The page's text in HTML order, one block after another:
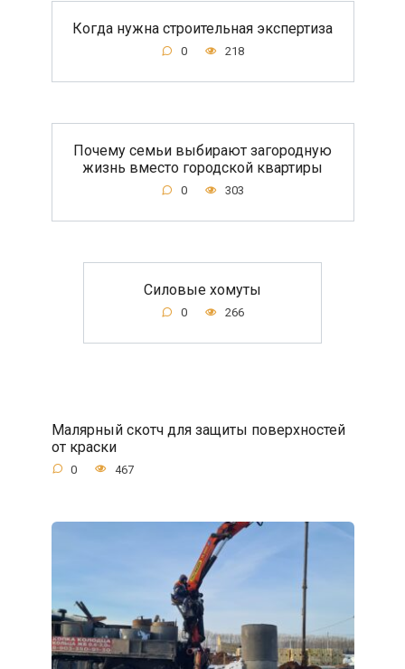
Когда нужна строительная экспертиза
0 218
Почему семьи выбирают загородную
жизнь вместо городской квартиры
0 303
Силовые хомуты
0 266
Малярный скотч для защиты поверхностей
от краски
0 467